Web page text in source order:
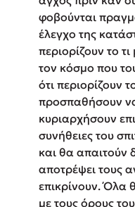
φοβούνται
έλεγχο της
περιορίζουν το
τον κόσμο που
ότι περιορίζουν
προσπαθήσουν
κυριαρχήσουν
συνήθειες του
και θα απαιτούν
αποτρέψει τους
επικρίνουν. Όλα
με τους όρους